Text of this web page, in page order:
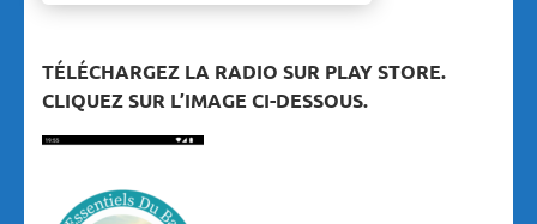
TÉLÉCHARGEZ LA RADIO SUR PLAY STORE.
CLIQUEZ SUR L’IMAGE CI-DESSOUS.